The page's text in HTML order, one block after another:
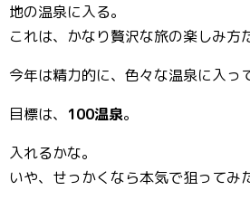
地の温泉に入る。
これは、かなり贅沢な旅の楽しみ方
今年は精力的に、色々な温泉に入っ
目標は、 100温泉。
入れるかな。
いや、せっかくなら本気で狙ってみ